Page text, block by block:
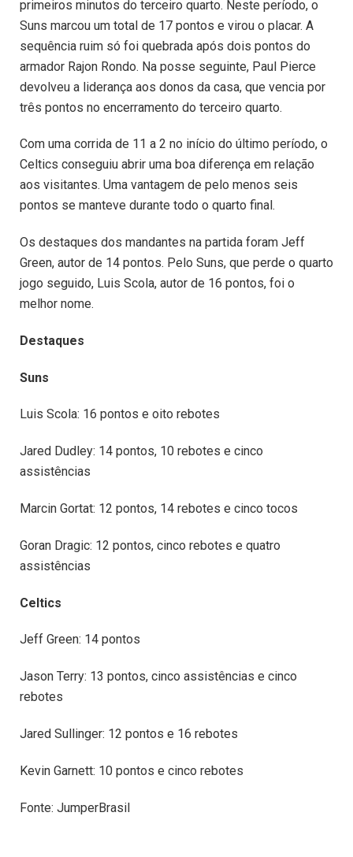
primeiros minutos do terceiro quarto. Neste período, o
Suns marcou um total de 17 pontos e virou o placar. A
sequência ruim só foi quebrada após dois pontos do
armador Rajon Rondo. Na posse seguinte, Paul Pierce
devolveu a liderança aos donos da casa, que vencia por
três pontos no encerramento do terceiro quarto.
Com uma corrida de 11 a 2 no início do último período, o
Celtics conseguiu abrir uma boa diferença em relação
aos visitantes. Uma vantagem de pelo menos seis
pontos se manteve durante todo o quarto final.
Os destaques dos mandantes na partida foram Jeff
Green, autor de 14 pontos. Pelo Suns, que perde o quarto
jogo seguido, Luis Scola, autor de 16 pontos, foi o
melhor nome.
Destaques
Suns
Luis Scola: 16 pontos e oito rebotes
Jared Dudley: 14 pontos, 10 rebotes e cinco
assistências
Marcin Gortat: 12 pontos, 14 rebotes e cinco tocos
Goran Dragic: 12 pontos, cinco rebotes e quatro
assistências
Celtics
Jeff Green: 14 pontos
Jason Terry: 13 pontos, cinco assistências e cinco
rebotes
Jared Sullinger: 12 pontos e 16 rebotes
Kevin Garnett: 10 pontos e cinco rebotes
Fonte: JumperBrasil